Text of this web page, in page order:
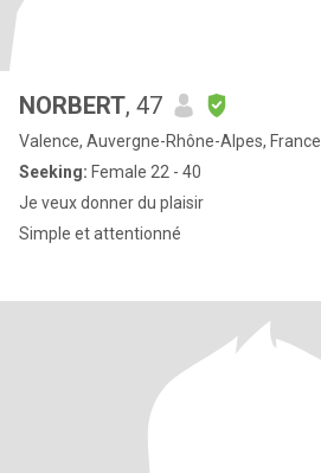
NORBERT, 47
Valence, Auvergne-Rhône-Alpes, France
Seeking: Female 22 - 40
Je veux donner du plaisir
Simple et attentionné